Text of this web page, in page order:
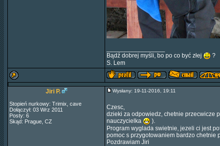
Bądź dobrej myśli, bo po co być złej
?
S. Lem
Jiri P.
Stopień nurkowy: Trimix, cave
Dołączył: 03 Wrz 2011
Posty: 6
Skąd: Prague, CZ
Wysłany: 19-11-2016, 19:11
Czesc,
dzieki za odpowiedz, chetnie przecwicze
nauczycielka
).
Program wyglada swietnie, jezeli ci jest
pomoc s przygotowaniem bardzo chetnie
Pozdrawiam Jiri